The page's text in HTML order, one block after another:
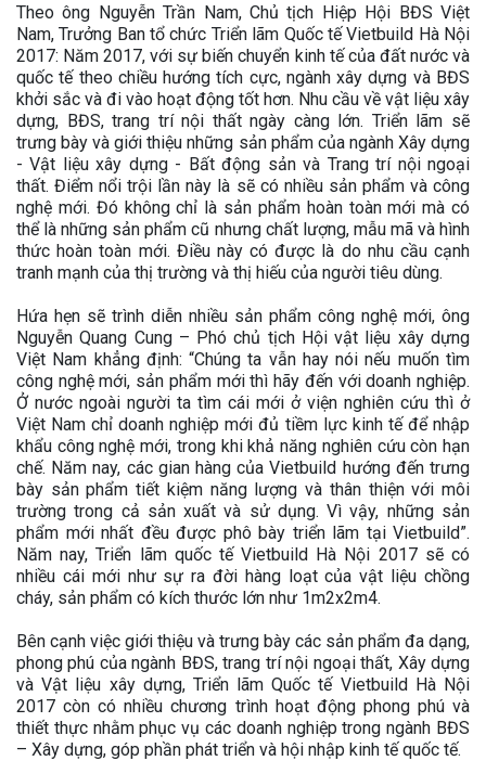
Theo ông Nguyễn Trần Nam, Chủ tịch Hiệp Hội BĐS Việt
Nam, Trưởng Ban tổ chức Triển lãm Quốc tế Vietbuild Hà Nội
2017: Năm 2017, với sự biến chuyển kinh tế của đất nước và
quốc tế theo chiều hướng tích cực, ngành xây dựng và BĐS
khởi sắc và đi vào hoạt động tốt hơn. Nhu cầu về vật liệu xây
dựng, BĐS, trang trí nội thất ngày càng lớn. Triển lãm sẽ
trưng bày và giới thiệu những sản phẩm của ngành Xây dựng
- Vật liệu xây dựng - Bất động sản và Trang trí nội ngoại
thất. Điểm nổi trội lần này là sẽ có nhiều sản phẩm và công
nghệ mới. Đó không chỉ là sản phẩm hoàn toàn mới mà có
thể là những sản phẩm cũ nhưng chất lượng, mẫu mã và hình
thức hoàn toàn mới. Điều này có được là do nhu cầu cạnh
tranh mạnh của thị trường và thị hiếu của người tiêu dùng.
Hứa hẹn sẽ trình diễn nhiều sản phẩm công nghệ mới, ông
Nguyễn Quang Cung – Phó chủ tịch Hội vật liệu xây dựng
Việt Nam khẳng định: “Chúng ta vẫn hay nói nếu muốn tìm
công nghệ mới, sản phẩm mới thì hãy đến với doanh nghiệp.
Ở nước ngoài người ta tìm cái mới ở viện nghiên cứu thì ở
Việt Nam chỉ doanh nghiệp mới đủ tiềm lực kinh tế để nhập
khẩu công nghệ mới, trong khi khả năng nghiên cứu còn hạn
chế. Năm nay, các gian hàng của Vietbuild hướng đến trưng
bày sản phẩm tiết kiệm năng lượng và thân thiện với môi
trường trong cả sản xuất và sử dụng. Vì vậy, những sản
phẩm mới nhất đều được phô bày triển lãm tại Vietbuild”.
Năm nay, Triển lãm quốc tế Vietbuild Hà Nội 2017 sẽ có
nhiều cái mới như sự ra đời hàng loạt của vật liệu chồng
cháy, sản phẩm có kích thước lớn như 1m2x2m4.
Bên cạnh việc giới thiệu và trưng bày các sản phẩm đa dạng,
phong phú của ngành BĐS, trang trí nội ngoại thất, Xây dựng
và Vật liệu xây dựng, Triển lãm Quốc tế Vietbuild Hà Nội
2017 còn có nhiều chương trình hoạt động phong phú và
thiết thực nhằm phục vụ các doanh nghiệp trong ngành BĐS
– Xây dựng, góp phần phát triển và hội nhập kinh tế quốc tế.